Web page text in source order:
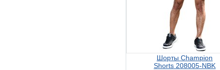
Шорты Champion
Shorts 208005-NBK